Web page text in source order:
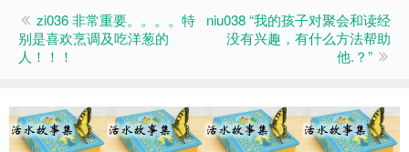
zi036 非常重要。。。。特
别是喜欢烹调及吃洋葱的
人！！！
niu038 “我的孩子对聚会和读经
没有兴趣，有什么方法帮助
他.？”